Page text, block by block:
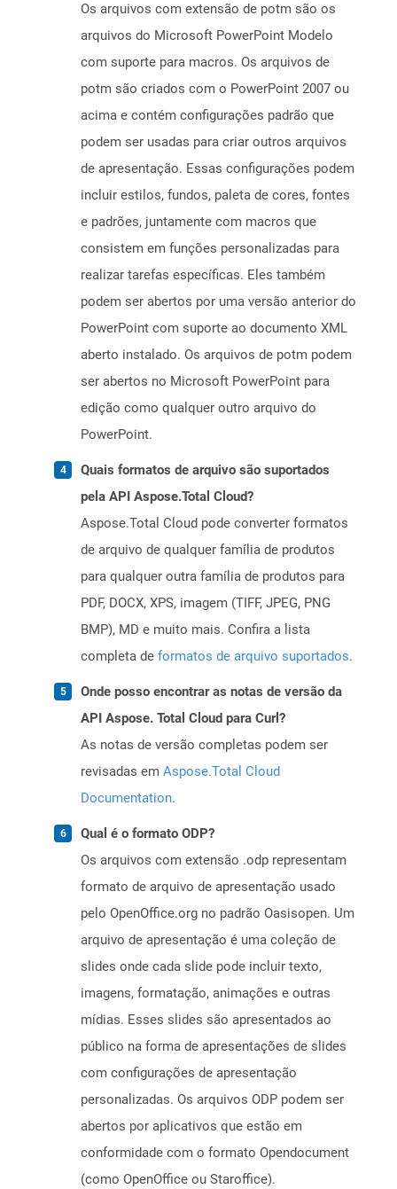
Os arquivos com extensão de potm são os
arquivos do Microsoft PowerPoint Modelo
com suporte para macros. Os arquivos de
potm são criados com o PowerPoint 2007 ou
acima e contém configurações padrão que
podem ser usadas para criar outros arquivos
de apresentação. Essas configurações podem
incluir estilos, fundos, paleta de cores, fontes
e padrões, juntamente com macros que
consistem em funções personalizadas para
realizar tarefas específicas. Eles também
podem ser abertos por uma versão anterior do
PowerPoint com suporte ao documento XML
aberto instalado. Os arquivos de potm podem
ser abertos no Microsoft PowerPoint para
edição como qualquer outro arquivo do
PowerPoint.
Quais formatos de arquivo são suportados
pela API Aspose.Total Cloud?
Aspose.Total Cloud pode converter formatos
de arquivo de qualquer família de produtos
para qualquer outra família de produtos para
PDF, DOCX, XPS, imagem (TIFF, JPEG, PNG
BMP), MD e muito mais. Confira a lista
completa de formatos de arquivo suportados.
Onde posso encontrar as notas de versão da
API Aspose. Total Cloud para Curl?
As notas de versão completas podem ser
revisadas em Aspose.Total Cloud
Documentation.
Qual é o formato ODP?
Os arquivos com extensão .odp representam
formato de arquivo de apresentação usado
pelo OpenOffice.org no padrão Oasisopen. Um
arquivo de apresentação é uma coleção de
slides onde cada slide pode incluir texto,
imagens, formatação, animações e outras
mídias. Esses slides são apresentados ao
público na forma de apresentações de slides
com configurações de apresentação
personalizadas. Os arquivos ODP podem ser
abertos por aplicativos que estão em
conformidade com o formato Opendocument
(como OpenOffice ou Staroffice).